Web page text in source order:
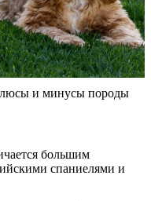
и минусы породы
большим
спаниелями и